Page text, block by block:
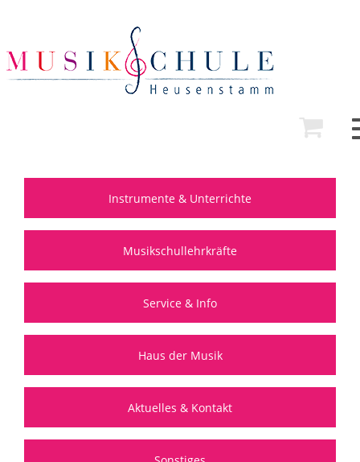
Instrumente & Unterrichte
Musikschullehrkräfte
Service & Info
Haus der Musik
Aktuelles & Kontakt